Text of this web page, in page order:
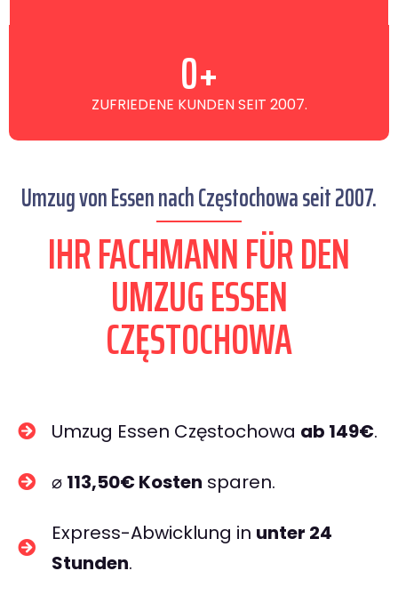
ZUFRIEDENE KUNDEN SEIT 2007.
0+
Umzug von Essen nach Częstochowa seit 2007.
IHR FACHMANN FÜR DEN
UMZUG ESSEN
CZĘSTOCHOWA
Umzug Essen Częstochowa ab 149€.
⌀ 113,50€ Kosten sparen.
Express-Abwicklung in unter 24
Stunden.